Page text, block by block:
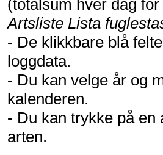
(totalsum hver dag
Artsliste Lista
- De klikkbare blå
loggdata.
- Du kan velge år og
kalenderen.
- Du kan trykke på en
arten.